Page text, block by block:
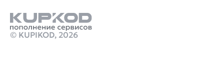
© KUPIKOD, 2026